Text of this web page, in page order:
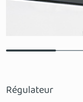
Régulateur